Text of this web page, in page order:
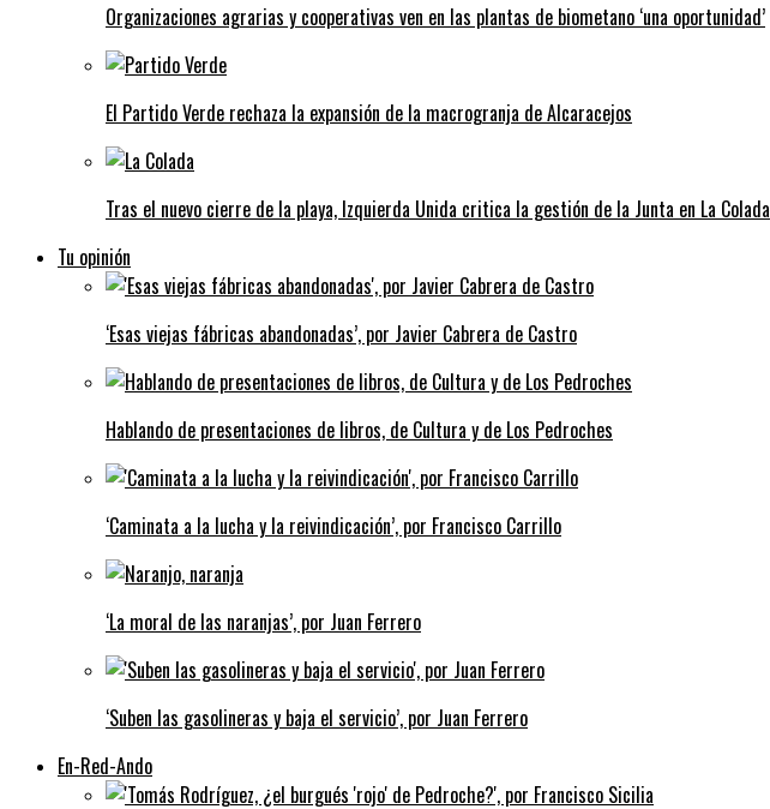
Organizaciones agrarias y cooperativas ven en las plantas de biometano ‘una oportunidad’
El Partido Verde rechaza la expansión de la macrogranja de Alcaracejos
Tras el nuevo cierre de la playa, Izquierda Unida critica la gestión de la Junta en La Colada
Tu opinión
‘Esas viejas fábricas abandonadas’, por Javier Cabrera de Castro
Hablando de presentaciones de libros, de Cultura y de Los Pedroches
‘Caminata a la lucha y la reivindicación’, por Francisco Carrillo
‘La moral de las naranjas’, por Juan Ferrero
‘Suben las gasolineras y baja el servicio’, por Juan Ferrero
En-Red-Ando